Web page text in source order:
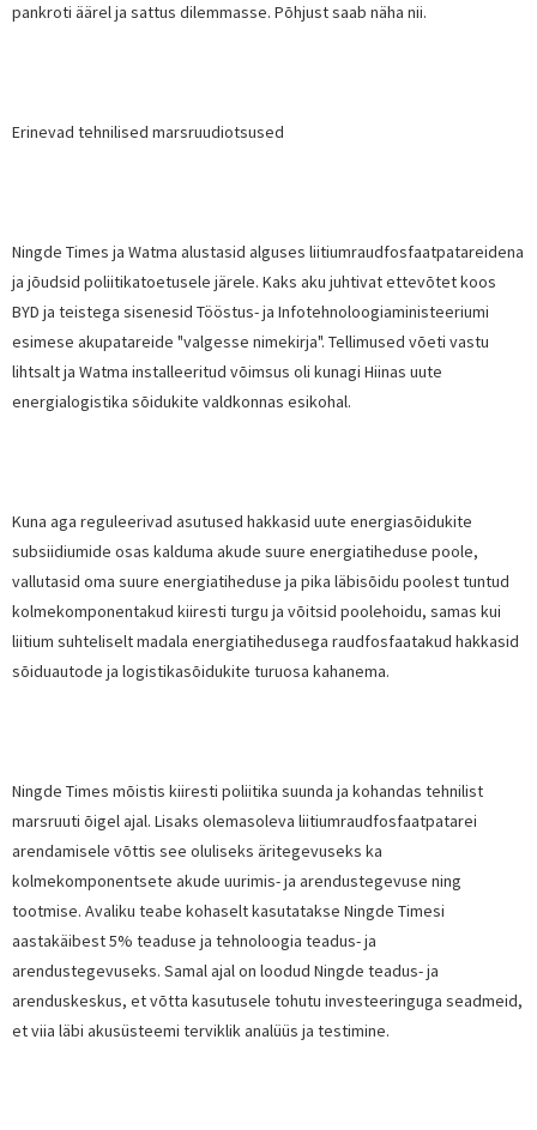
pankroti äärel ja sattus dilemmasse. Põhjust saab näha nii.
Erinevad tehnilised marsruudiotsused
Ningde Times ja Watma alustasid alguses liitiumraudfosfaatpatareidena
ja jõudsid poliitikatoetusele järele. Kaks aku juhtivat ettevõtet koos
BYD ja teistega sisenesid Tööstus- ja Infotehnoloogiaministeeriumi
esimese akupatareide "valgesse nimekirja". Tellimused võeti vastu
lihtsalt ja Watma installeeritud võimsus oli kunagi Hiinas uute
energialogistika sõidukite valdkonnas esikohal.
Kuna aga reguleerivad asutused hakkasid uute energiasõidukite
subsiidiumide osas kalduma akude suure energiatiheduse poole,
vallutasid oma suure energiatiheduse ja pika läbisõidu poolest tuntud
kolmekomponentakud kiiresti turgu ja võitsid poolehoidu, samas kui
liitium suhteliselt madala energiatihedusega raudfosfaatakud hakkasid
sõiduautode ja logistikasõidukite turuosa kahanema.
Ningde Times mõistis kiiresti poliitika suunda ja kohandas tehnilist
marsruuti õigel ajal. Lisaks olemasoleva liitiumraudfosfaatpatarei
arendamisele võttis see oluliseks äritegevuseks ka
kolmekomponentsete akude uurimis- ja arendustegevuse ning
tootmise. Avaliku teabe kohaselt kasutatakse Ningde Timesi
aastakäibest 5% teaduse ja tehnoloogia teadus- ja
arendustegevuseks. Samal ajal on loodud Ningde teadus- ja
arenduskeskus, et võtta kasutusele tohutu investeeringuga seadmeid,
et viia läbi akusüsteemi terviklik analüüs ja testimine.